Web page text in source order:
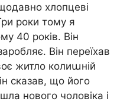
хлопцеві
роки тому я
40 років. Він
Він переїхав
житло колиաній
сказав, що його
нового чоловіка і